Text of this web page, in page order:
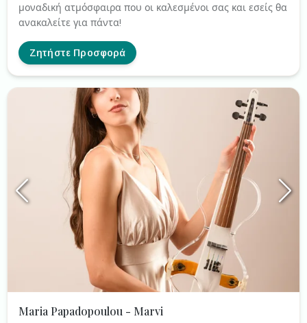
μοναδική ατμόσφαιρα που οι καλεσμένοι σας και εσείς θα
ανακαλείτε για πάντα!
Ζητήστε Προσφορά
Maria Papadopoulou - Marvi